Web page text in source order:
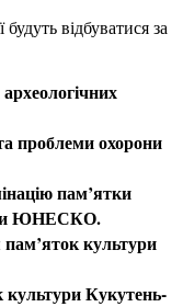
відбуватися за
проблеми охорони
пам’ятки
ЮНЕСКО.
культури
культури Кукутень-